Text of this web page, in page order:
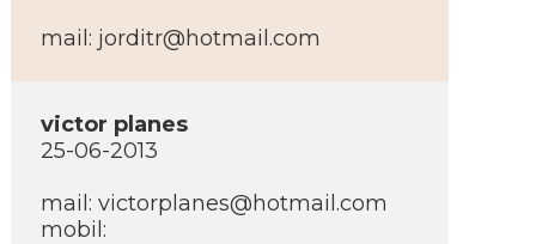
mail: jorditr@hotmail.com
victor planes
25-06-2013
mail: victorplanes@hotmail.com
mobil: